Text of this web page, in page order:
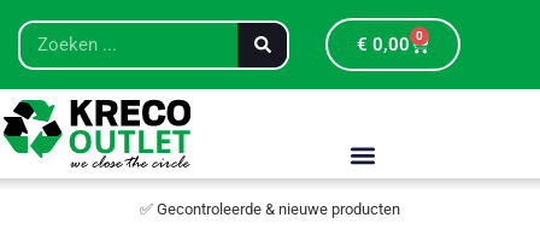
€ 0,00 0
✅ Gecontroleerde & nieuwe producten